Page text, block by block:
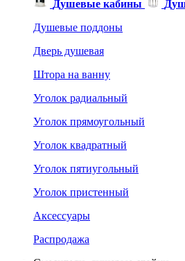
Душевые кабины
Душевые поддоны
Дверь душевая
Штора на ванну
Уголок радиальный
Уголок прямоугольный
Уголок квадратный
Уголок пятиугольный
Уголок пристенный
Аксессуары
Распродажа